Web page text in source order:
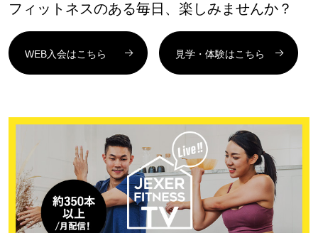
フィットネスのある毎日、楽しみませんか？
WEB入会はこちら 見学・体験はこちら